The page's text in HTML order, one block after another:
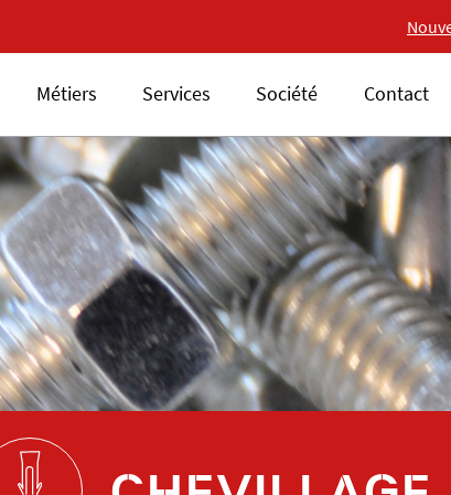
Nouvelle gamme 18V
Métiers Services Société Contact